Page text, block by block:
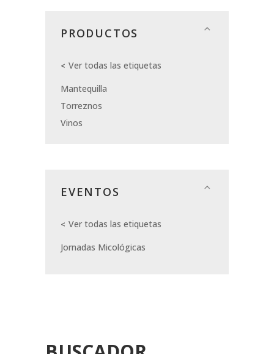
PRODUCTOS
Ver todas las etiquetas
Mantequilla
Torreznos
Vinos
EVENTOS
Ver todas las etiquetas
Jornadas Micológicas